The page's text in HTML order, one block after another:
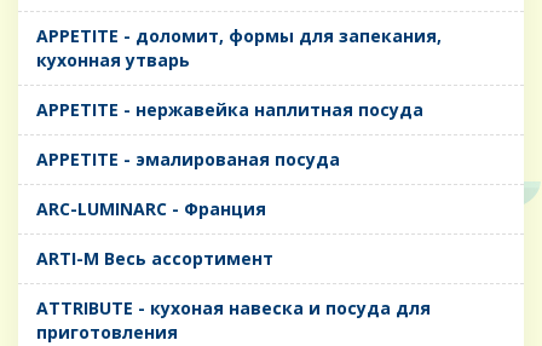
APPETITE - доломит, формы для запекания,
кухонная утварь
APPETITE - нержавейка наплитная посуда
APPETITE - эмалированая посуда
ARC-LUMINARC - Франция
ARTI-M Весь ассортимент
ATTRIBUTE - кухоная навеска и посуда для
приготовления